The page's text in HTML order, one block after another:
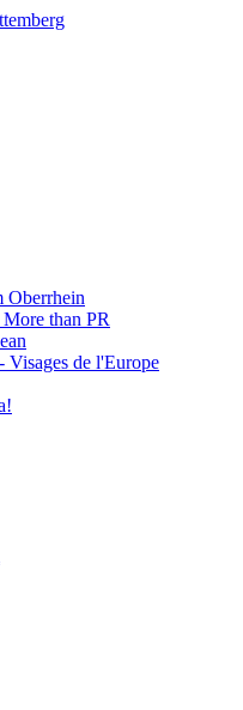
Oberrhein
than PR
Visages de l'Europe